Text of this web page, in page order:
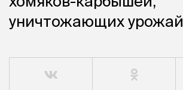
уничтожающих урожай